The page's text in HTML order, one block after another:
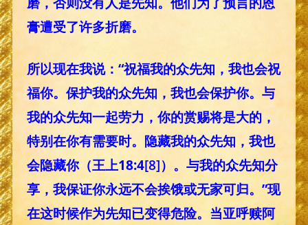
膏遭受了许多折磨。
所以现在我说：“祝福我的众先知，我也会祝
福你。保护我的众先知，我也会保护你。与
我的众先知一起劳力，你的赏赐将是大的，
特别在你有需要时。隐藏我的众先知，我也
会隐藏你（王上18:4[8]）。与我的众先知分
享，我保证你永远不会挨饿或无家可归。”现
在这时候作为先知已变得危险。当亚呼赎阿